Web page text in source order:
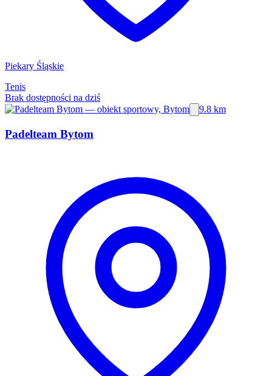
Piekary Śląskie
Tenis
Brak dostępności na dziś
9.8 km
Padelteam Bytom